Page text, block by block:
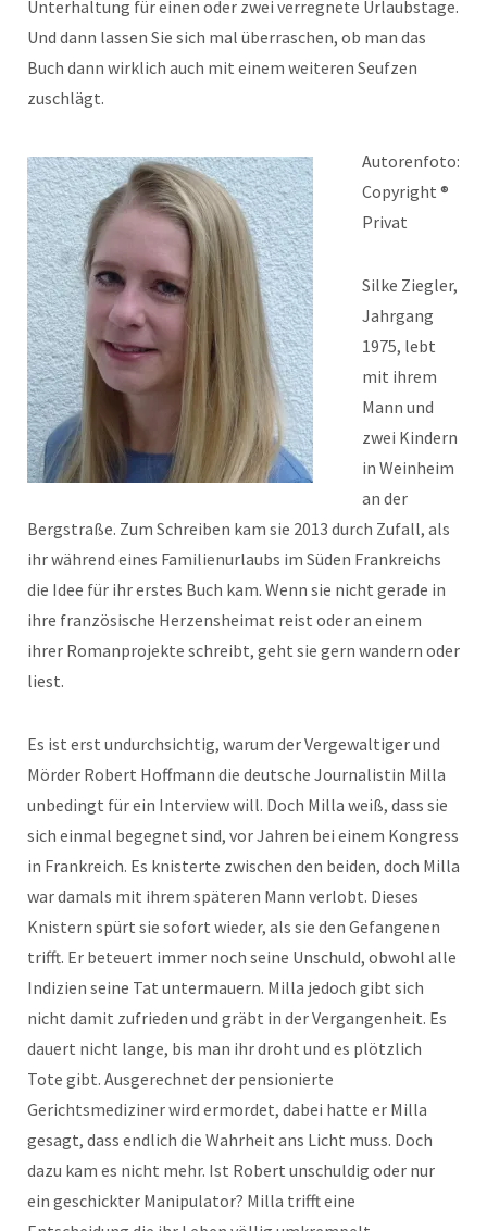
Unterhaltung für einen oder zwei verregnete Urlaubstage.
Und dann lassen Sie sich mal überraschen, ob man das
Buch dann wirklich auch mit einem weiteren Seufzen
zuschlägt.
Autorenfoto:
Copyright ®
Privat
Silke Ziegler,
Jahrgang
1975, lebt
mit ihrem
Mann und
zwei Kindern
in Weinheim
an der
Bergstraße. Zum Schreiben kam sie 2013 durch Zufall, als
ihr während eines Familienurlaubs im Süden Frankreichs
die Idee für ihr erstes Buch kam. Wenn sie nicht gerade in
ihre französische Herzensheimat reist oder an einem
ihrer Romanprojekte schreibt, geht sie gern wandern oder
liest.
Es ist erst undurchsichtig, warum der Vergewaltiger und
Mörder Robert Hoffmann die deutsche Journalistin Milla
unbedingt für ein Interview will. Doch Milla weiß, dass sie
sich einmal begegnet sind, vor Jahren bei einem Kongress
in Frankreich. Es knisterte zwischen den beiden, doch Milla
war damals mit ihrem späteren Mann verlobt. Dieses
Knistern spürt sie sofort wieder, als sie den Gefangenen
trifft. Er beteuert immer noch seine Unschuld, obwohl alle
Indizien seine Tat untermauern. Milla jedoch gibt sich
nicht damit zufrieden und gräbt in der Vergangenheit. Es
dauert nicht lange, bis man ihr droht und es plötzlich
Tote gibt. Ausgerechnet der pensionierte
Gerichtsmediziner wird ermordet, dabei hatte er Milla
gesagt, dass endlich die Wahrheit ans Licht muss. Doch
dazu kam es nicht mehr. Ist Robert unschuldig oder nur
ein geschickter Manipulator? Milla trifft eine